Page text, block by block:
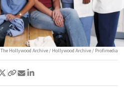
The Hollywood Archive / Hollywood Archive / Profimedia